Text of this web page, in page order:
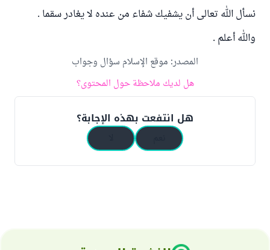
نسأل الله تعالى أن يشفيك شفاء من عنده لا يغادر سقما .
والله أعلم .
المصدر:موقع الإسلام سؤال وجواب
هل لديك ملاحظة حول المحتوى؟
هل انتفعت بهذه الإجابة؟